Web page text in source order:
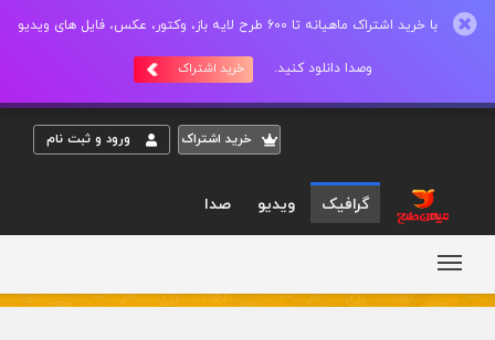
با خرید اشتراک ماهیانه تا 600 طرح لایه باز، وکتور، عکس، فایل های ویدیو
وصدا دانلود کنید. خرید اشتراک
خريد اشتراک ورود و ثبت نام
گرافیک ویدیو صدا